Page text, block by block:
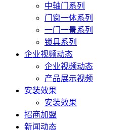
中轴门系列
门窗一体系列
一门一景系列
锁具系列
企业视频动态
企业视频动态
产品展示视频
安装效果
安装效果
招商加盟
新闻动态